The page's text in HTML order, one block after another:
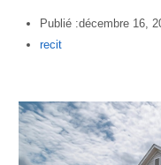
Publié :décembre 16,
Author
recit